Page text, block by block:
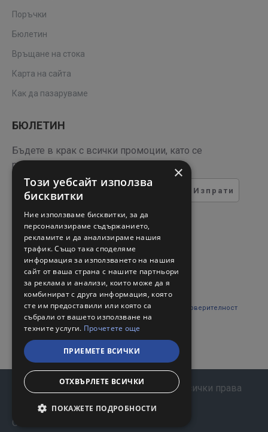
Поръчки
Бюлетин
Връщане на стока
Карта на сайта
Как да пазаруваме
БЮЛЕТИН
Бъдете в крак с всички промоции, като се
регистрирате за нашия бюлетин
Изпрати
ТЕСТ ЗА СИГУРНОСТ
Въведете кода в полето
отдолу
Прочетох и съм съгласен с Правни въпроси и поверителност
Copyright © 2024, Валерий С и М Груп. Всички права
запазени!
Онлайн магазин от VISTE.BG
×
Този уебсайт използва
бисквитки
Ние използваме бисквитки, за да
персонализираме съдържанието,
рекламите и да анализираме нашия
трафик. Също така споделяме
информация за използването на нашия
сайт от ваша страна с нашите партньори
за реклама и анализи, които може да я
комбинират с друга информация, която
сте им предоставили или която са
събрали от вашето използване на
техните услуги. Прочетете още
ПРИЕМЕТЕ ВСИЧКИ
ОТХВЪРЛЕТЕ ВСИЧКИ
ПОКАЖЕТЕ ПОДРОБНОСТИ